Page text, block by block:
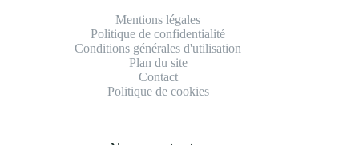
Mentions légales
Politique de confidentialité
Conditions générales d'utilisation
Plan du site
Contact
Politique de cookies